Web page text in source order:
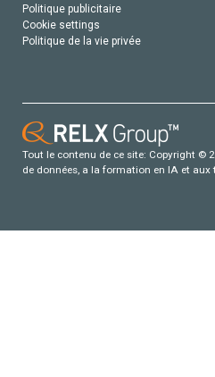
Politique publicitaire
Cookie settings
Politique de la vie privée
Tout le contenu de ce site: Copyright ©
de données, a la formation en IA et